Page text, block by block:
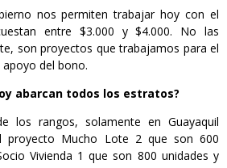
nos permiten trabajar hoy con el
entre $3.000 y $4.000. No las
son proyectos que trabajamos para el
del bono.
abarcan todos los estratos?
los rangos, solamente en Guayaquil
proyecto Mucho Lote 2 que son 600
Vivienda 1 que son 800 unidades y